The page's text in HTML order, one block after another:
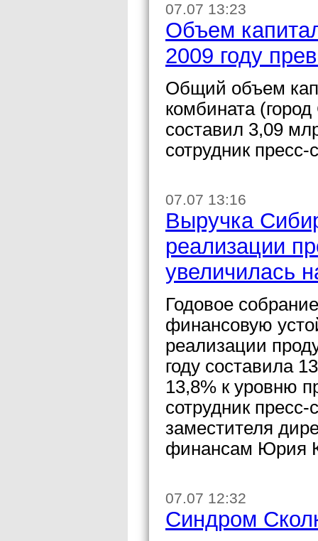
07.07 13:23
Объем
2009 году
Общий объем
комбината
составил 3,09
сотрудник
07.07 13:16
Выручка
реализации
увеличилась
Годовое
финансовую
реализации
году составила
13,8% к уровню
сотрудник
заместителя
финансам Юрия
07.07 12:32
Синдром